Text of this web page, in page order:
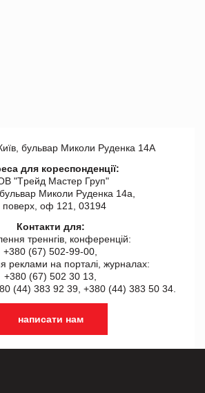
бульвар Миколи Руденка 14А
для кореспонденції:
"Tрейд Мастер Груп"
Миколи Руденка 14а,
поверх, оф 121, 03194
Контакти для:
треннгів, конференцій:
+380 (67) 502-99-00,
реклами на порталі, журналах:
+380 (67) 502 30 13,
(44) 383 92 39, +380 (44) 383 50 34.
написати нам